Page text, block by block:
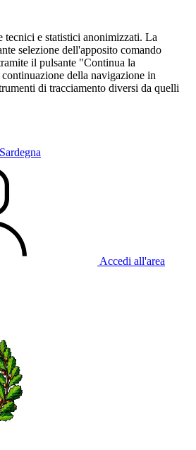
tecnici e statistici anonimizzati. La
selezione dell'apposito comando
il pulsante "Continua la
della navigazione in
di tracciamento diversi da quelli
Accedi all'area